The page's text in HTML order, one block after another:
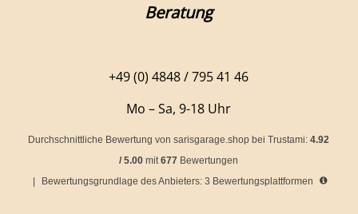
Beratung
+49 (0) 4848 / 795 41 46
Mo – Sa, 9-18 Uhr
Durchschnittliche Bewertung von sarisgarage.shop bei Trustami:4.92
/5.00 mit677 Bewertungen
Bewertungsgrundlage des Anbieters: 3 Bewertungsplattformen